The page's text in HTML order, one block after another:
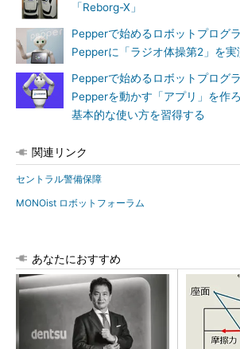
「Reborg-X」
Pepperで始めるロボットプログ
Pepperに「ラジオ体操第2」を実
Pepperで始めるロボットプログ
Pepperを動かす「アプリ」を作
基本的な使い方を習得する
関連リンク
セントラル警備保障
MONOist ロボットフォーラム
あなたにおすすめ